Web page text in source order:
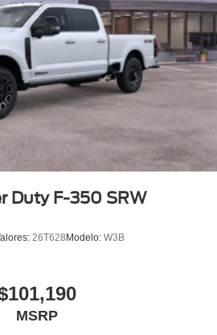
Duty F-350 SRW
26T628 Modelo: W3B
MSRP